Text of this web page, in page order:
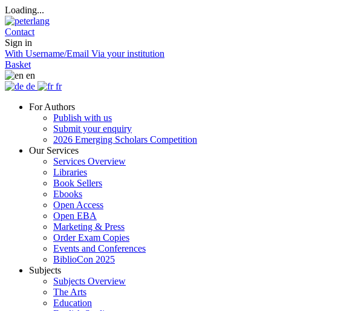
Loading...
Contact
Sign in
With Username/Email Via your institution
Basket
en
de
fr
For Authors
Publish with us
Submit your enquiry
2026 Emerging Scholars Competition
Our Services
Services Overview
Libraries
Book Sellers
Ebooks
Open Access
Open EBA
Marketing & Press
Order Exam Copies
Events and Conferences
BiblioCon 2025
Subjects
Subjects Overview
The Arts
Education